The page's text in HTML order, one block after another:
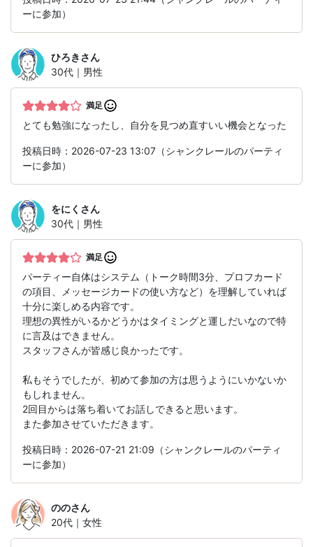
ーに参加）
ひろきさん
30代｜男性
満足
とても勉強になったし、自分を見つめ直すいい機会となった
投稿日時：2026-07-23 13:07（シャンクレールのパーティ
ーに参加）
をにく さん
30代｜男性
満足
パーティー自体はシステム（トーク時間3分、プロフカード
の項目、メッセージカードの使い方など）を理解していれば
十分に楽しめる内容です。
理想の異性がいるかどうかはタイミングと運しだいなので特
に言及はできません。
スタッフさんが皆感じ良かったです。
私もそうでしたが、初めて参加の方は思うようにいかないか
もしれません。
2回目からは落ち着いてお話しできると思います。
また参加させていただきます。
投稿日時：2026-07-21 21:09（シャンクレールのパーティ
ーに参加）
ののさん
20代｜女性